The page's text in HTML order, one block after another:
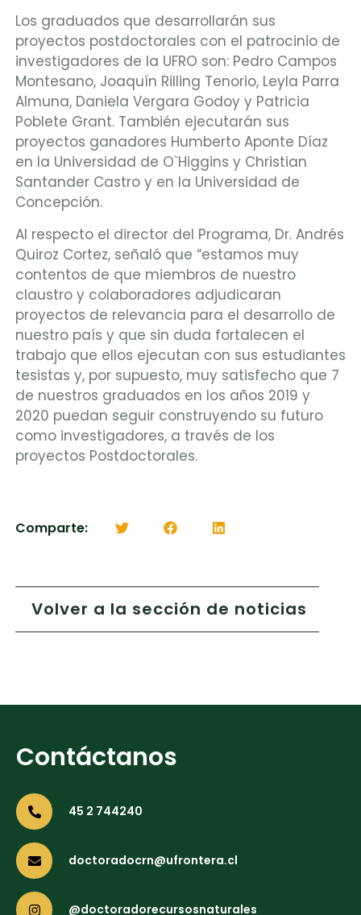
Los graduados que desarrollarán sus
proyectos postdoctorales con el patrocinio de
investigadores de la UFRO son: Pedro Campos
Montesano, Joaquín Rilling Tenorio, Leyla Parra
Almuna, Daniela Vergara Godoy y Patricia
Poblete Grant. También ejecutarán sus
proyectos ganadores Humberto Aponte Díaz
en la Universidad de O`Higgins y Christian
Santander Castro y en la Universidad de
Concepción.
Al respecto el director del Programa, Dr. Andrés
Quiroz Cortez, señaló que “estamos muy
contentos de que miembros de nuestro
claustro y colaboradores adjudicaran
proyectos de relevancia para el desarrollo de
nuestro país y que sin duda fortalecen el
trabajo que ellos ejecutan con sus estudiantes
tesistas y, por supuesto, muy satisfecho que 7
de nuestros graduados en los años 2019 y
2020 puedan seguir construyendo su futuro
como investigadores, a través de los
proyectos Postdoctorales.
Comparte:
Volver a la sección de noticias
Contáctanos
45 2 744240
doctoradocrn@ufrontera.cl
@doctoradorecursosnaturales